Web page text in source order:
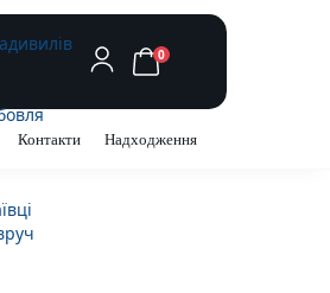
0
Контакти Надходження